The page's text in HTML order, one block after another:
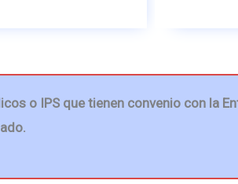
o IPS que tienen convenio con la